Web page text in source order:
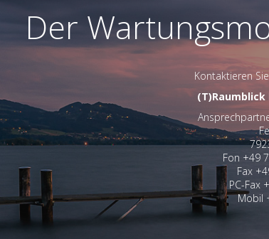
Der
Kontaktieren
Fon +49
Fax
PC-Fax
Mobil